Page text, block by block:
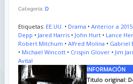
Categoría: D
Etiquetas: EE.UU. • Drama • Anterior a 2015
Depp • Jared Harris• John Hurt• Lance
Robert Mitchum • Alfred Molina • Gabriel
• Michael Wincott• Crispin Glover• Jim
Avital
INFORMACIÓN
Titulo original: